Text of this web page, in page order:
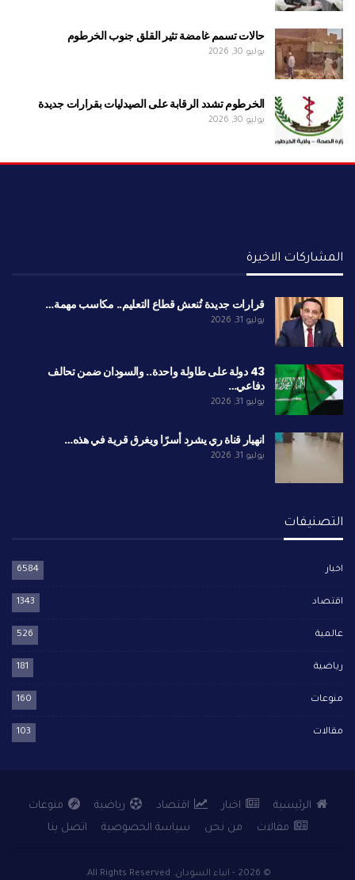
حالات تسمم غامضة تثير القلق جنوب الخرطوم
يوليو 30, 2026
الخرطوم تشدد الرقابة على الصيدليات بقرارات جديدة
يوليو 30, 2026
المشاركات الاخيرة
قرارات جديدة تُنعش قطاع التعليم.. مكاسب مهمة…
يوليو 31, 2026
43 دولة على طاولة واحدة.. والسودان ضمن تحالف
دفاعي…
يوليو 31, 2026
انهيار قناة ري يشرد أسرًا ويغرق قرية في هذه…
يوليو 31, 2026
التصنيفات
اخبار 6584
اقتصاد 1343
عالمية 526
رياضية 181
منوعات 160
مقالات 103
الرئيسية اخبار اقتصاد رياضية
منوعات
مقالات
من نحن سياسة الخصوصية اتصل بنا
© 2026 - انباء السودان. All Rights Reserved.